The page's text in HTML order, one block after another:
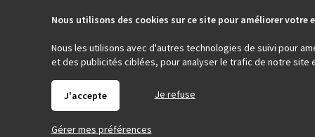
Nous utilisons des cookies sur ce site pour améliorer votre
Nous les utilisons avec d'autres technologies de suivi pour
et des publicités ciblées, pour analyser le trafic de notre site
J'accepte Je refuse
Gérer mes préférences